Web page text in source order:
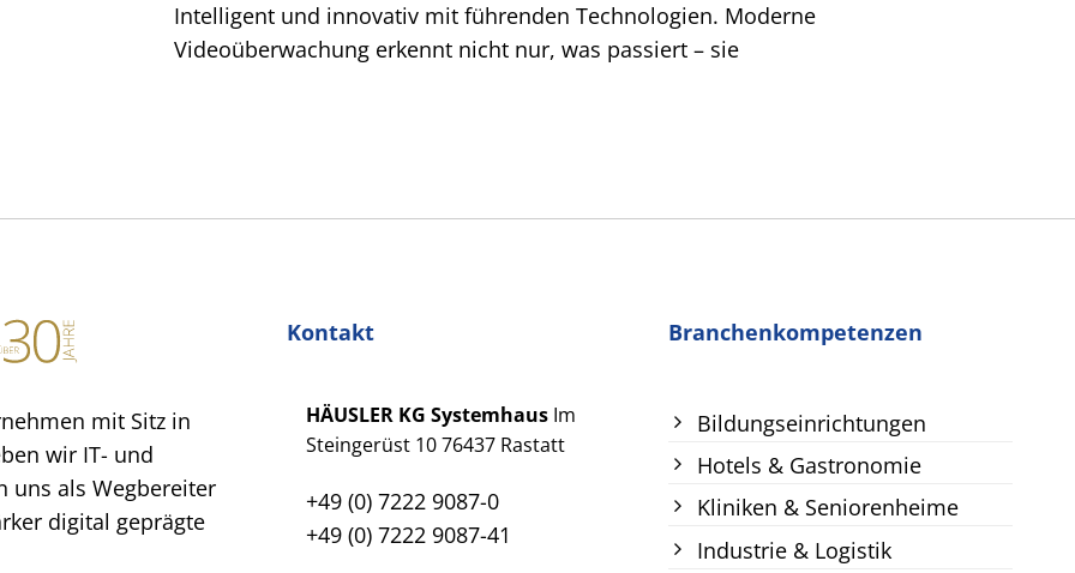
Intelligent und innovativ mit führenden Technologien. Moderne
Videoüberwachung erkennt nicht nur, was passiert – sie
mit Sitz in
wir IT- und
uns als Wegbereiter
digital geprägte
Kontakt
HÄUSLER KG Systemhaus Im
Steingerüst 10 76437 Rastatt
+49 (0) 7222 9087-0
+49 (0) 7222 9087-41
Branchenkompetenzen
Bildungseinrichtungen
Hotels & Gastronomie
Kliniken & Seniorenheime
Industrie & Logistik